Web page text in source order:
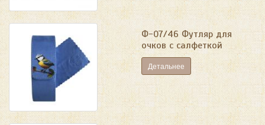
Ф-07/46 Футляр для
очков с салфеткой
Детальнее